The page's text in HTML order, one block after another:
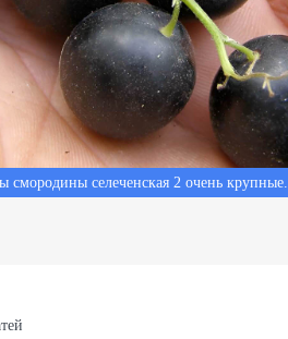
смородины селеченская 2 очень крупные.